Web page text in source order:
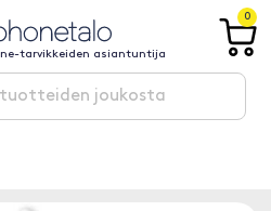
tarvikkeiden asiantuntija
0